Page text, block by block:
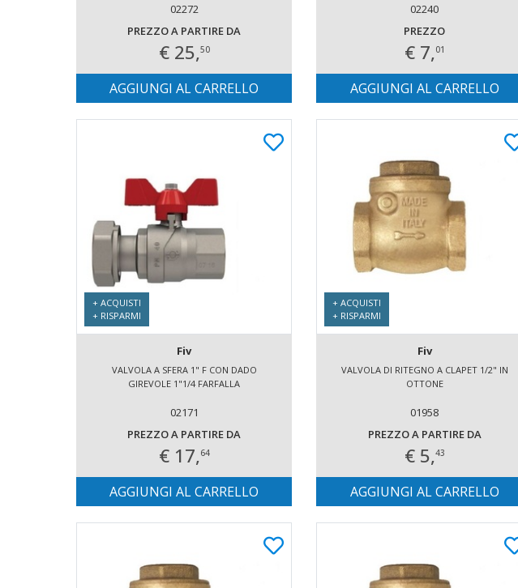
02272
PREZZO A PARTIRE DA
€ 25,50
AGGIUNGI AL CARRELLO
02240
PREZZO
€ 7,01
AGGIUNGI AL CARRELLO
+ ACQUISTI
+ RISPARMI
Fiv
VALVOLA A SFERA 1" F CON DADO
GIREVOLE 1"1/4 FARFALLA
02171
PREZZO A PARTIRE DA
€ 17,64
AGGIUNGI AL CARRELLO
+ ACQUISTI
+ RISPARMI
Fiv
VALVOLA DI RITEGNO A CLAPET 1/2" IN
OTTONE
01958
PREZZO A PARTIRE DA
€ 5,43
AGGIUNGI AL CARRELLO